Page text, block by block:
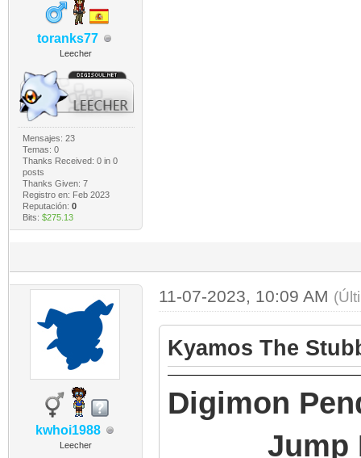
toranks77
Leecher
Mensajes: 23
Temas: 0
Thanks Received: 0in 0
posts
Thanks Given: 7
Registro en: Feb 2023
Reputación: 0
Bits: $275.13
kwhoi1988
Leecher
11-07-2023, 10:09 AM
Kyamos The
Digimon
Jump